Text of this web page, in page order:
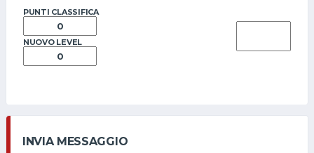
PUNTI CLASSIFICA
NUOVO LEVEL
INVIA MESSAGGIO